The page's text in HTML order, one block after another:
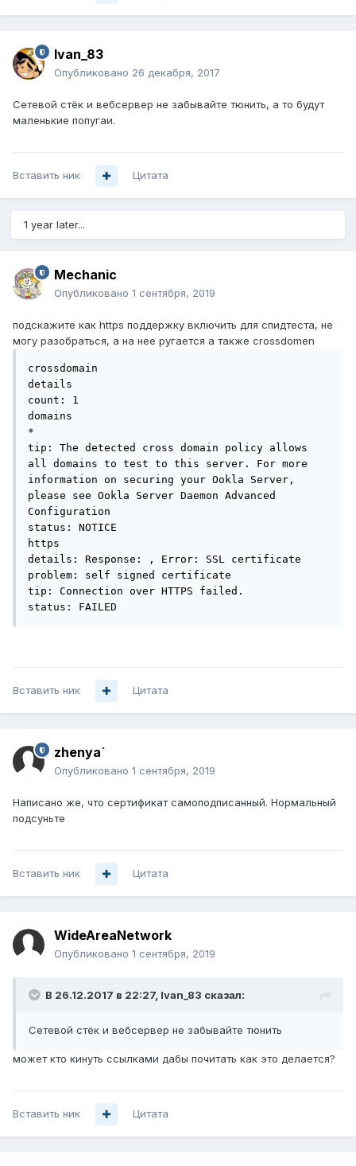
Ivan_83
Опубликовано 26 декабря, 2017
Сетевой стёк и вебсервер не забывайте тюнить, а то будут
маленькие попугаи.
Вставить ник Цитата
1 year later...
Mechanic
Опубликовано 1 сентября, 2019
подскажите как https поддержку включить для спидтеста, не
могу разобраться, а на нее ругается а также crossdomen
crossdomain
details
count: 1
domains
*
tip: The detected cross domain policy allows
all domains to test to this server. For more
information on securing your Ookla Server,
please see Ookla Server Daemon Advanced
Configuration
status: NOTICE
https
details: Response: , Error: SSL certificate
problem: self signed certificate
tip: Connection over HTTPS failed.
status: FAILED
Вставить ник Цитата
zhenya`
Опубликовано 1 сентября, 2019
Написано же, что сертификат самоподписанный. Нормальный
подсуньте
Вставить ник Цитата
WideAreaNetwork
Опубликовано 1 сентября, 2019
В 26.12.2017 в 22:27, Ivan_83 сказал:
Сетевой стёк и вебсервер не забывайте тюнить
может кто кинуть ссылками дабы почитать как это делается?
Вставить ник Цитата